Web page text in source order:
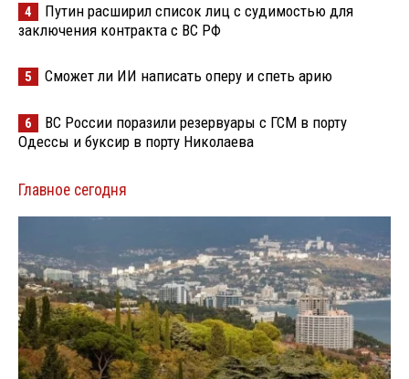
4
Путин расширил список лиц с судимостью для
заключения контракта с ВС РФ
5 Сможет ли ИИ написать оперу и спеть арию
6
ВС России поразили резервуары с ГСМ в порту
Одессы и буксир в порту Николаева
Главное сегодня